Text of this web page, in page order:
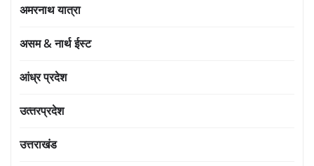
अमरनाथ यात्रा
असम & नार्थ ईस्ट
आंध्र प्रदेश
उत्‍तरप्रदेश
उत्तराखंड